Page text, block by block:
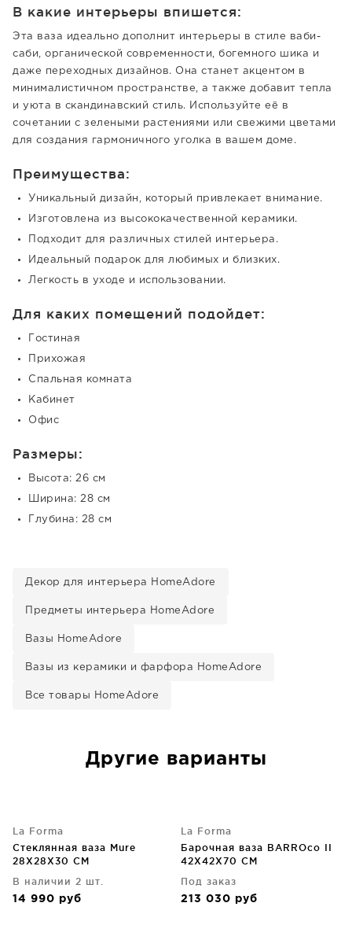
В какие интерьеры впишется:
Эта ваза идеально дополнит интерьеры в стиле ваби-
саби, органической современности, богемного шика и
даже переходных дизайнов. Она станет акцентом в
минималистичном пространстве, а также добавит тепла
и уюта в скандинавский стиль. Используйте её в
сочетании с зелеными растениями или свежими цветами
для создания гармоничного уголка в вашем доме.
Преимущества:
Уникальный дизайн, который привлекает внимание.
Изготовлена из высококачественной керамики.
Подходит для различных стилей интерьера.
Идеальный подарок для любимых и близких.
Легкость в уходе и использовании.
Для каких помещений подойдет:
Гостиная
Прихожая
Спальная комната
Кабинет
Офис
Размеры:
Высота: 26 см
Ширина: 28 см
Глубина: 28 см
Декор для интерьера HomeAdore
Предметы интерьера HomeAdore
Вазы HomeAdore
Вазы из керамики и фарфора HomeAdore
Все товары HomeAdore
Другие варианты
La Forma
Cтеклянная ваза Mure
28X28X30 CM
В наличии 2 шт.
14 990 руб
La Forma
Барочная ваза BARROco II
42X42X70 CM
Под заказ
213 030 руб